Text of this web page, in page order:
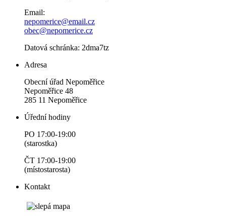
Email:
nepomerice@email.cz
obec@nepomerice.cz
Datová schránka: 2dma7tz
Adresa
Obecní úřad Nepoměřice
Nepoměřice 48
285 11 Nepoměřice
Úřední hodiny
PO 17:00-19:00
(starostka)
ČT 17:00-19:00
(místostarosta)
Kontakt